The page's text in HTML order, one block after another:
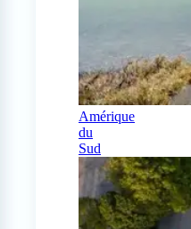
Amérique
du
Sud